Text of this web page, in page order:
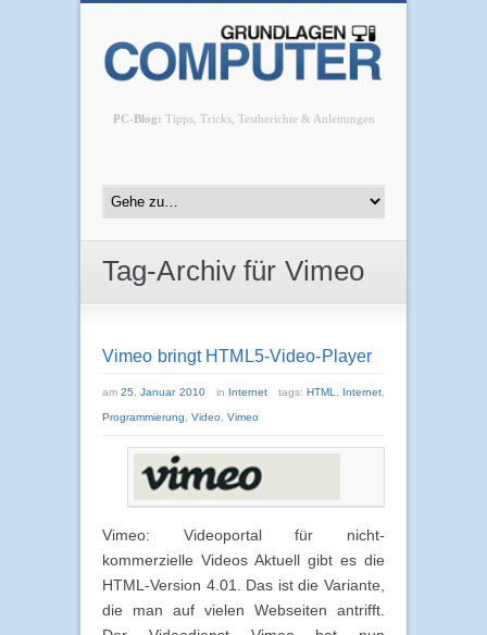
PC-Blog: Tipps, Tricks, Testberichte & Anleitungen
Tag-Archiv für Vimeo
Vimeo bringt HTML5-Video-Player
am25. Januar 2010 in Internet tags: HTML Internet
Programmierung Video Vimeo
Vimeo: Videoportal für nicht-
kommerzielle Videos Aktuell gibt es die
HTML-Version 4.01. Das ist die Variante,
die man auf vielen Webseiten antrifft.